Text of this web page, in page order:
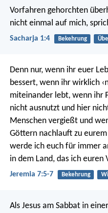
Vorfahren gehorchten
nicht einmal auf mich,
Sacharja 1:4 Bekehrung Übel
Denn nur, wenn ihr euer
bessert, wenn ihr wirklich
miteinander lebt, wenn ihr
nicht ausnutzt und hier
Menschen vergießt und
Göttern nachlauft zu
werde ich euch für immer
in dem Land, das ich euren
Jeremia 7:5-7 Bekehrung
Als Jesus am Sabbat in